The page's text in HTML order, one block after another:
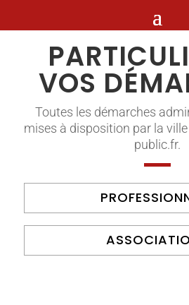
VOS
Toutes les démarches
mises à disposition par la
public.fr.